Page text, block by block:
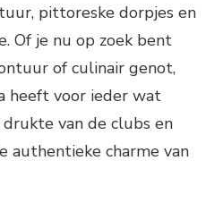
pittoreske dorpjes en
Of je nu op zoek bent
of culinair genot,
heeft voor ieder wat
van de clubs en
authentieke charme van